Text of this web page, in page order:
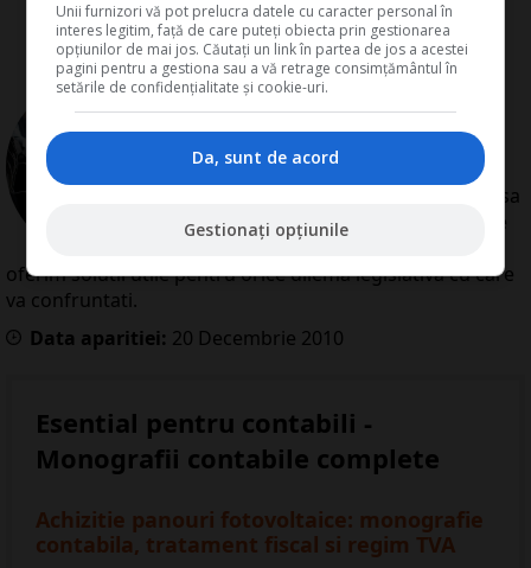
deRedactia Conta
Redactia Conta este alcatuita din
autori cu experienta dovedita pe
domenii precum contabilitate si
fiscalitate. Colectivul si-a propus sa
creeze continut interesant si bine
documentat pentru cititori. Va
oferim solutii utile pentru orice dilema legislativa cu care
va confruntati.
Data aparitiei: 20 Decembrie 2010
Esential pentru contabili -
Monografii contabile complete
Achizitie panouri fotovoltaice: monografie
contabila, tratament fiscal si regim TVA
Unii furnizori vă pot prelucra datele cu caracter personal în
interes legitim, față de care puteți obiecta prin gestionarea
opțiunilor de mai jos. Căutați un link în partea de jos a acestei
pagini pentru a gestiona sau a vă retrage consimțământul în
setările de confidențialitate și cookie-uri.
Da, sunt de acord
Gestionați opțiunile